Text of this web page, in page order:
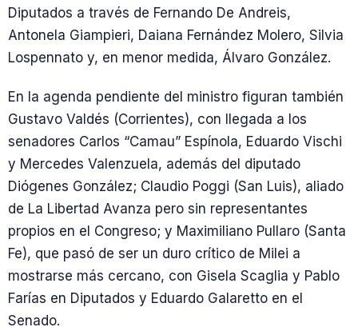
Diputados a través de Fernando De Andreis,
Antonela Giampieri, Daiana Fernández Molero, Silvia
Lospennato y, en menor medida, Álvaro González.
En la agenda pendiente del ministro figuran también
Gustavo Valdés (Corrientes), con llegada a los
senadores Carlos “Camau” Espínola, Eduardo Vischi
y Mercedes Valenzuela, además del diputado
Diógenes González; Claudio Poggi (San Luis), aliado
de La Libertad Avanza pero sin representantes
propios en el Congreso; y Maximiliano Pullaro (Santa
Fe), que pasó de ser un duro crítico de Milei a
mostrarse más cercano, con Gisela Scaglia y Pablo
Farías en Diputados y Eduardo Galaretto en el
Senado.